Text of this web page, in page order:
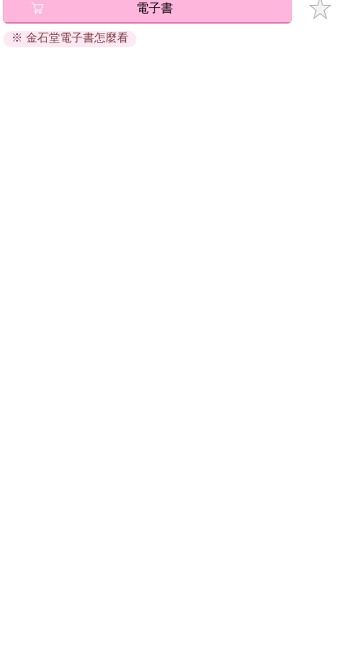
退換貨須知：
因版權保護，您在金石堂所購買的電子書僅能以金石堂專屬
電子書
※ 金石堂電子書怎麼看